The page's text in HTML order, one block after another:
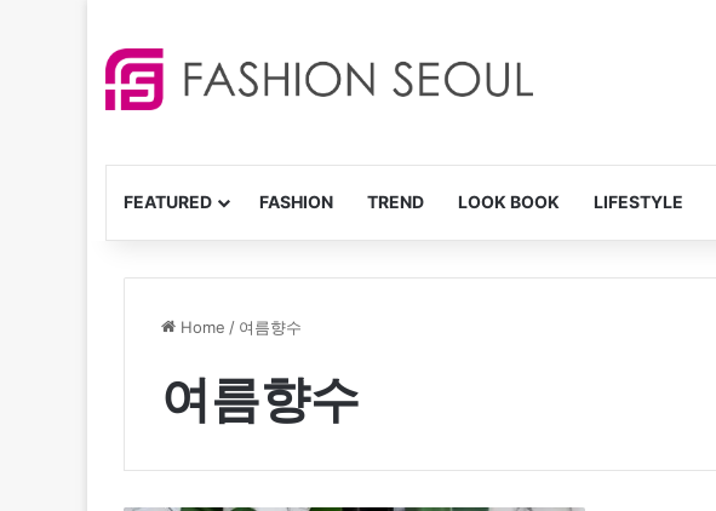
FEATURED FASHION TREND LOOK BOOK LIFESTYLE
Home / 여름향수
여름향수